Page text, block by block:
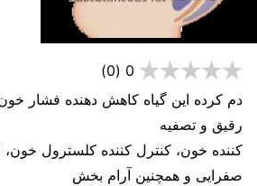
0
(0)
دم کرده این گیاه کاهش‌ دهنده فشار
رقیق و تصفیه
‌کننده خون، کنترل‌ کننده کلسترول خون،
صفرایی و همچنین آرام ‌بخش